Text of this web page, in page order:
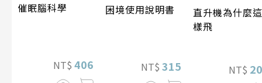
催眠腦科學
NT$ 406
困境使用說明書
NT$ 315
直升機為什麼這
樣飛
NT$